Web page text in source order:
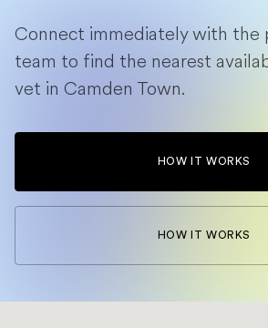
Connect immediately with the
team to find the nearest
vet in Camden Town.
HOW IT WORKS
HOW IT WORKS